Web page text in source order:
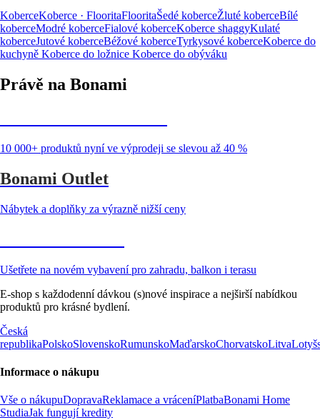
KoberceKoberce · FlooritaFlooritaŠedé koberceŽluté koberceBílé
koberceModré koberceFialové koberceKoberce shaggyKulaté
koberceJutové koberceBéžové koberceTyrkysové koberceKoberce do
kuchyně Koberce do ložnice Koberce do obýváku
Právě na Bonami
10 000+ produktů nyní ve výprodeji se slevou až 40 %
Bonami Outlet
Nábytek a doplňky za výrazně nižší ceny
Ušetřete na novém vybavení pro zahradu, balkon i terasu
E-shop s každodenní dávkou (s)nové inspirace a nejširší nabídkou
produktů pro krásné bydlení.
Česká
republikaPolskoSlovenskoRumunskoMaďarskoChorvatskoLitva
Informace o nákupu
Vše o nákupuDopravaReklamace a vráceníPlatbaBonami Home
StudiaJak fungují kredity